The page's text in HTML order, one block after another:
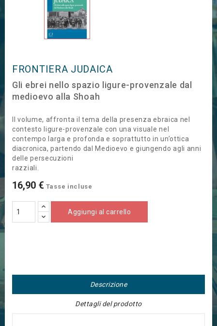
FRONTIERA JUDAICA
Gli ebrei nello spazio ligure-provenzale dal
medioevo alla Shoah
Il volume, affronta il tema della presenza ebraica nel
contesto ligure-provenzale con una visuale nel
contempo larga e profonda e soprattutto in un’ottica
diacronica, partendo dal Medioevo e giungendo agli anni
delle persecuzioni
razziali.
16,90 € Tasse incluse
Aggiungi al carrello
Descrizione
Dettagli del prodotto